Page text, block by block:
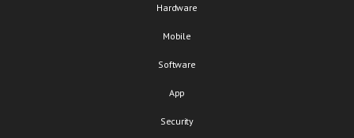
Hardware
Mobile
Software
App
Security